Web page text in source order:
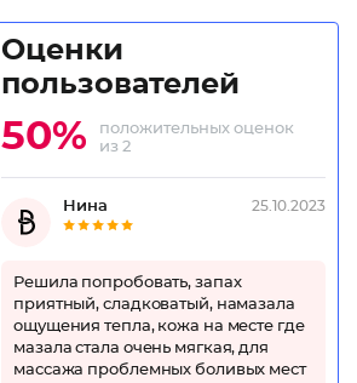
Оценки
пользователей
50%
положительных оценок
из 2
Нина 25.10.2023
Решила попробовать, запах
приятный, сладковатый, намазала
ощущения тепла, кожа на месте где
мазала стала очень мягкая, для
массажа проблемных боливых мест